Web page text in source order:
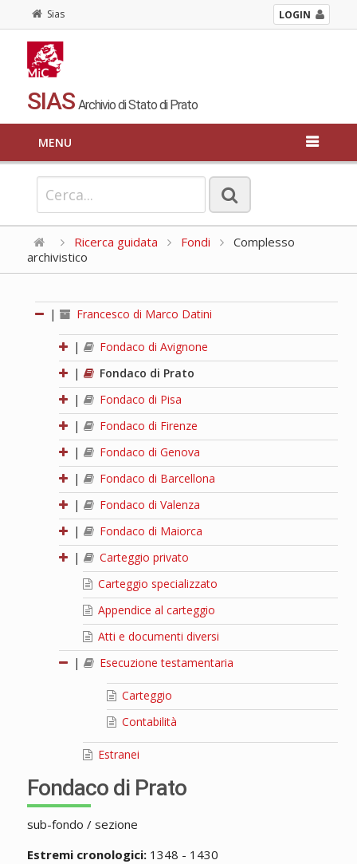
Sias LOGIN
SIAS Archivio di Stato di Prato
MENU
Ricerca guidata Fondi
Complesso
archivistico
| Francesco di Marco Datini
|
Fondaco di Avignone
|
Fondaco di Prato
|
Fondaco di Pisa
|
Fondaco di Firenze
|
Fondaco di Genova
|
Fondaco di Barcellona
|
Fondaco di Valenza
|
Fondaco di Maiorca
|
Carteggio privato
Carteggio specializzato
Appendice al carteggio
Atti e documenti diversi
|
Esecuzione testamentaria
Carteggio
Contabilità
Estranei
Fondaco di Prato
sub-fondo / sezione
Estremi cronologici:1348 - 1430